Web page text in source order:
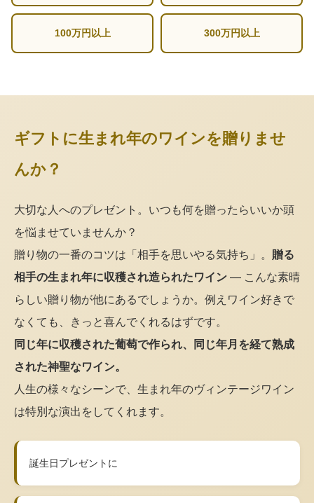
100万円以上 300万円以上
ギフトに生まれ年のワインを贈りませ
んか？
大切な人へのプレゼント。いつも何を贈ったらいいか頭
を悩ませていませんか？
贈り物の一番のコツは「相手を思いやる気持ち」。 贈る
相手の生まれ年に収穫され造られたワイン — こんな素晴
らしい贈り物が他にあるでしょうか。例えワイン好きで
なくても、きっと喜んでくれるはずです。
同じ年に収穫された葡萄で作られ、同じ年月を経て熟成
された神聖なワイン。
人生の様々なシーンで、生まれ年のヴィンテージワイン
は特別な演出をしてくれます。
誕生日プレゼントに